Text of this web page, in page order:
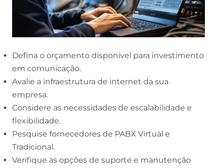
Defina o orçamento disponível para investimento
em comunicação.
Avalie a infraestrutura de internet da sua
empresa.
Considere as necessidades de escalabilidade e
flexibilidade.
Pesquise fornecedores de PABX Virtual e
Tradicional.
Verifique as opções de suporte e manutenção